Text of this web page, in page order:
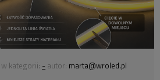
w kategorii: - autor: marta@wroled.pl